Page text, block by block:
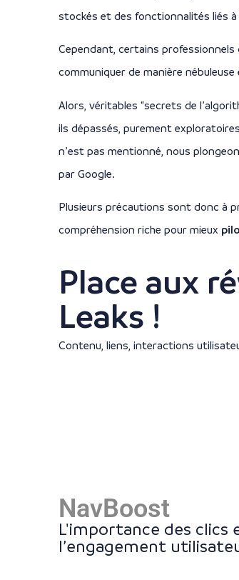
stockés et des fonctionnalités liés à
Cependant, certains
communiquer de manière
Alors, véritables “secrets de
ils dépassés, purement
n’est pas mentionné, nous
par Google.
Plusieurs précautions sont donc à
compréhension riche pour mieux
Place aux
Leaks !
Contenu, liens, interactions
NavBoost
L'importance des clics
l’engagement